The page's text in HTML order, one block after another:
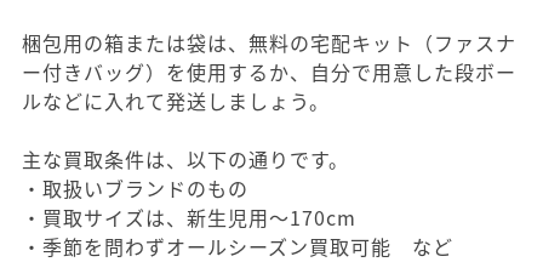
梱包用の箱または袋は、無料の宅配キット（ファスナ
ー付きバッグ）を使用するか、自分で用意した段ボー
ルなどに入れて発送しましょう。
主な買取条件は、以下の通りです。
・取扱いブランドのもの
・買取サイズは、新生児用～170cm
・季節を問わずオールシーズン買取可能 など